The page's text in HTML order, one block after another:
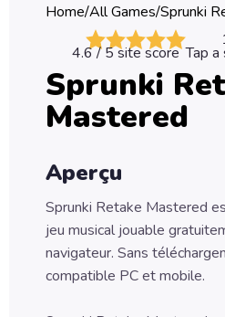
Games
Car
Games
Run
Puzzle
Games
Home/All Games/Sprunki
4.6/ 5 site score Tap
Sprunki
Mastered
Aperçu
Sprunki Retake Mastered
jeu musical jouable
navigateur. Sans
compatible PC et mobile.